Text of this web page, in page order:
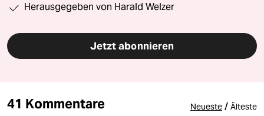
Herausgegeben von Harald Welzer
Jetzt abonnieren
41 Kommentare Neueste / Älteste